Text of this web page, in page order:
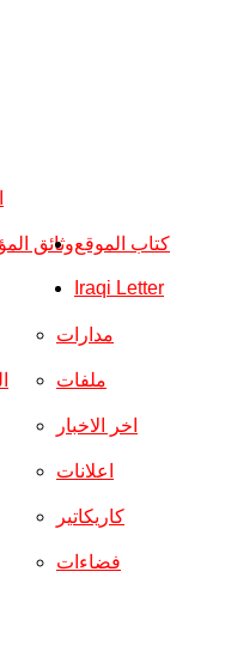
وثائق
مدارات
ملفات
اخر الاخبار
اعلانات
كاريكاتير
فضاءات
كتاب الموقع
Iraqi Letter